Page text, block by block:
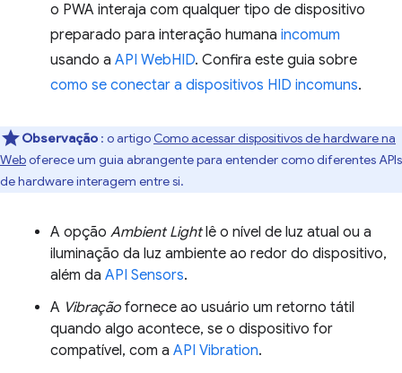
o PWA interaja com qualquer tipo de dispositivo
preparado para interação humana incomum
usando a API WebHID. Confira este guia sobre
como se conectar a dispositivos HID incomuns.
Observação : o artigo Como acessar dispositivos de hardware na
Weboferece um guia abrangente para entender como diferentes APIs
de hardware interagem entre si.
A opção Ambient Lightlê o nível de luz atual ou a
iluminação da luz ambiente ao redor do dispositivo,
além da API Sensors.
A Vibração fornece ao usuário um retorno tátil
quando algo acontece, se o dispositivo for
compatível, com a API Vibration.